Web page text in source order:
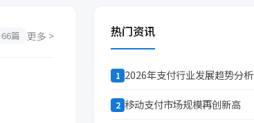
66篇 更多 > 热门资讯
1 2026年支付行业发展趋势分析
2 移动支付市场规模再创新高